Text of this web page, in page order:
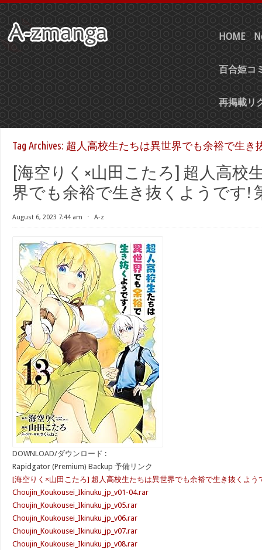
HOME
百合姫コ
再掲載リ
Tag Archives: 超人高校生たちは異世界でも余裕で生き
[海空りく×山田こたろ] 超人高校
界でも余裕で生き抜くようです!
August 6, 2023 7:44 am ⋅ A-z
DOWNLOAD/ダウンロード :
Rapidgator (Premium) Backup 予備リンク
[海空りく×山田こたろ] 超人高校生たちは異世界でも余裕で生き抜くよう
Choujin_Koukousei_Ikinuku_jp_v01-04.rar
Choujin_Koukousei_Ikinuku_jp_v05.rar
Choujin_Koukousei_Ikinuku_jp_v06.rar
Choujin_Koukousei_Ikinuku_jp_v07.rar
Choujin_Koukousei_Ikinuku_jp_v08.rar